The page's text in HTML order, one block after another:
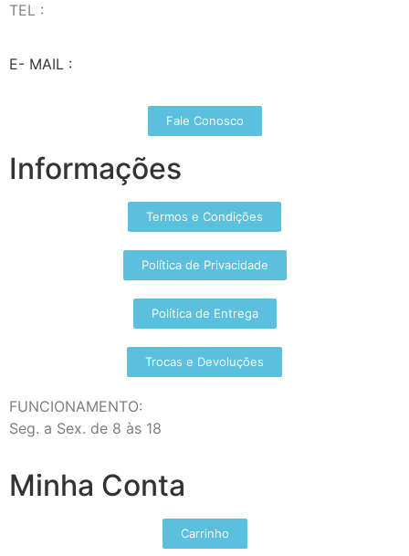
TEL :
E- MAIL :
Fale Conosco
Informações
Termos e Condições
Política de Privacidade
Política de Entrega
Trocas e Devoluções
FUNCIONAMENTO:
Seg. a Sex. de 8 às 18
Minha Conta
Carrinho